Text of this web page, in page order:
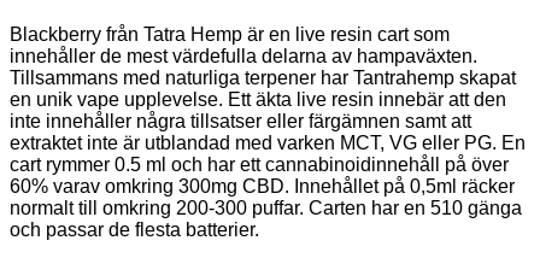
Blackberry från Tatra Hemp är en live resin cart som
innehåller de mest värdefulla delarna av hampaväxten.
Tillsammans med naturliga terpener har Tantrahemp skapat
en unik vape upplevelse. Ett äkta live resin innebär att den
inte innehåller några tillsatser eller färgämnen samt att
extraktet inte är utblandad med varken MCT, VG eller PG. En
cart rymmer 0.5 ml och har ett cannabinoidinnehåll på över
60% varav omkring 300mg CBD. Innehållet på 0,5ml räcker
normalt till omkring 200-300 puffar. Carten har en 510 gänga
och passar de flesta batterier.